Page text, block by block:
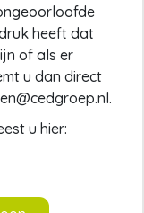
heeft dat
of als er
u dan direct
u hier: